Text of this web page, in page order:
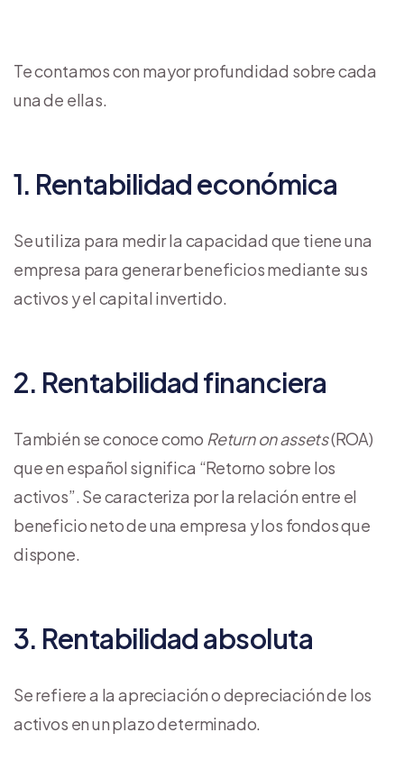
Te contamos con mayor profundidad sobre cada
una de ellas.
1. Rentabilidad económica
Se utiliza para medir la capacidad que tiene una
empresa para generar beneficios mediante sus
activos y el capital invertido.
2. Rentabilidad financiera
También se conoce como Return on assets(ROA)
que en español significa “Retorno sobre los
activos”. Se caracteriza por la relación entre el
beneficio neto de una empresa y los fondos que
dispone.
3. Rentabilidad absoluta
Se refiere a la apreciación o depreciación de los
activos en un plazo determinado.